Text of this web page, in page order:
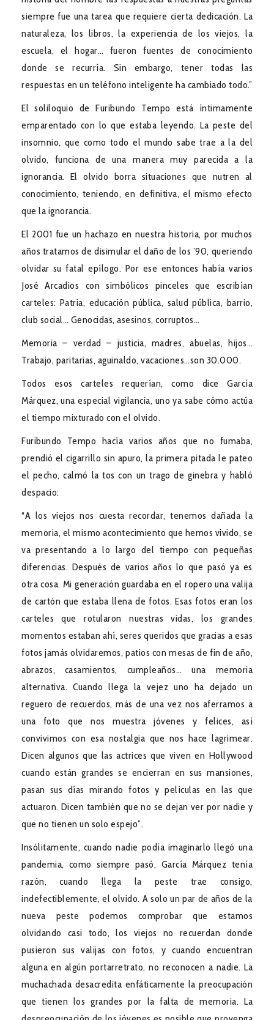
siempre fue una tarea que requiere cierta dedicación. La
naturaleza, los libros, la experiencia de los viejos, la
escuela, el hogar… fueron fuentes de conocimiento
donde se recurría. Sin embargo, tener todas las
respuestas en un teléfono inteligente ha cambiado todo.”
El soliloquio de Furibundo Tempo está íntimamente
emparentado con lo que estaba leyendo. La peste del
insomnio, que como todo el mundo sabe trae a la del
olvido, funciona de una manera muy parecida a la
ignorancia. El olvido borra situaciones que nutren al
conocimiento, teniendo, en definitiva, el mismo efecto
que la ignorancia.
El 2001 fue un hachazo en nuestra historia, por muchos
años tratamos de disimular el daño de los ’90, queriendo
olvidar su fatal epílogo. Por ese entonces había varios
José Arcadios con simbólicos pinceles que escribían
carteles: Patria, educación pública, salud pública, barrio,
club social… Genocidas, asesinos, corruptos…
Memoria – verdad – justicia, madres, abuelas, hijos…
Trabajo, paritarias, aguinaldo, vacaciones…son 30.000.
Todos esos carteles requerían, como dice García
Márquez, una especial vigilancia, uno ya sabe cómo actúa
el tiempo mixturado con el olvido.
Furibundo Tempo hacía varios años que no fumaba,
prendió el cigarrillo sin apuro, la primera pitada le pateo
el pecho, calmó la tos con un trago de ginebra y habló
despacio:
“A los viejos nos cuesta recordar, tenemos dañada la
memoria, el mismo acontecimiento que hemos vivido, se
va presentando a lo largo del tiempo con pequeñas
diferencias. Después de varios años lo que pasó ya es
otra cosa. Mi generación guardaba en el ropero una valija
de cartón que estaba llena de fotos. Esas fotos eran los
carteles que rotularon nuestras vidas, los grandes
momentos estaban ahí, seres queridos que gracias a esas
fotos jamás olvidaremos, patios con mesas de fin de año,
abrazos, casamientos, cumpleaños… una memoria
alternativa. Cuando llega la vejez uno ha dejado un
reguero de recuerdos, más de una vez nos aferramos a
una foto que nos muestra jóvenes y felices, así
convivimos con esa nostalgia que nos hace lagrimear.
Dicen algunos que las actrices que viven en Hollywood
cuando están grandes se encierran en sus mansiones,
pasan sus días mirando fotos y películas en las que
actuaron. Dicen también que no se dejan ver por nadie y
que no tienen un solo espejo”.
Insólitamente, cuando nadie podía imaginarlo llegó una
pandemia, como siempre pasó, García Márquez tenía
razón, cuando llega la peste trae consigo,
indefectiblemente, el olvido. A solo un par de años de la
nueva peste podemos comprobar que estamos
olvidando casi todo, los viejos no recuerdan donde
pusieron sus valijas con fotos, y cuando encuentran
alguna en algún portarretrato, no reconocen a nadie. La
muchachada desacredita enfáticamente la preocupación
que tienen los grandes por la falta de memoria. La